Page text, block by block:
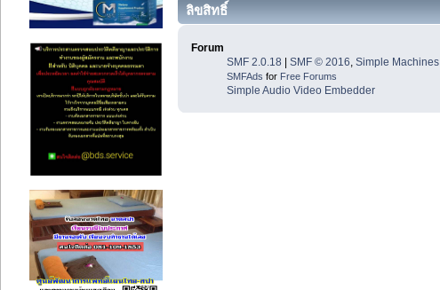
ลิขสิทธิ์
Forum
SMF 2.0.18 | SMF © 2016 Simple Machines
SMFAds for Free Forums
Simple Audio Video Embedder